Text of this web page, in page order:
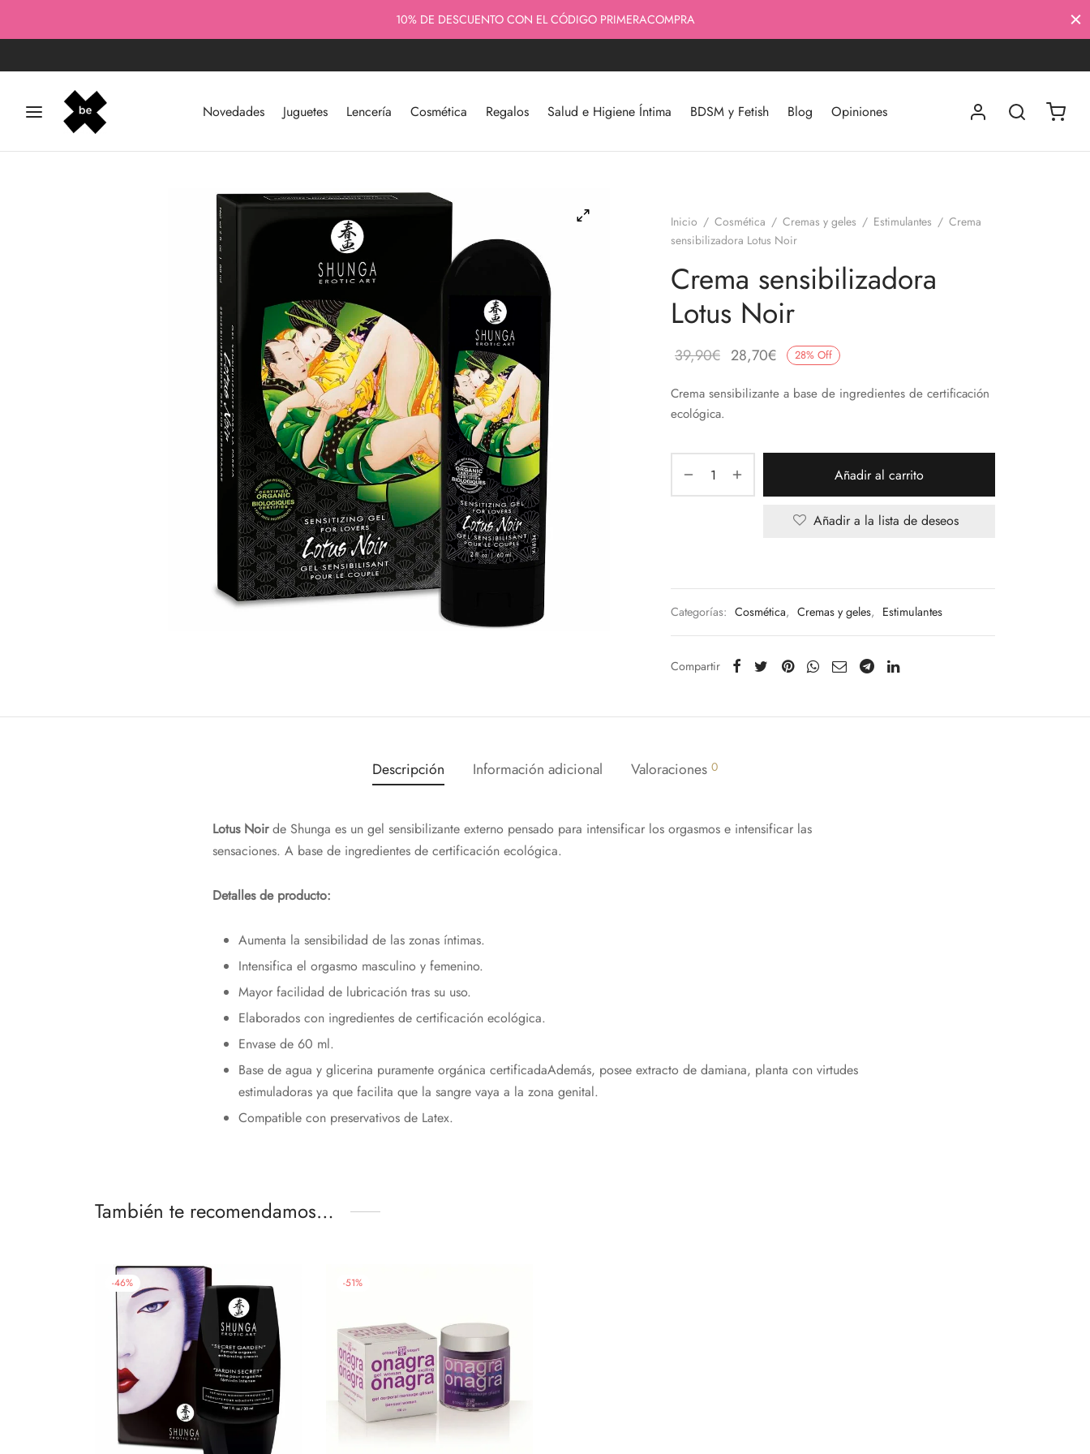
¡Hola!
Nos alegra que te esté gustando nuestra web,
Te regalamos un 10%
ENVÍOS RÁPIDOS - 100% DISCRETOS - CALIDAD Y ASESORAMIENTO
10% DE DESCUENTO CON EL CÓDIGO PRIMERACOMPRA
Novedades Juguetes Lencería Cosmética Regalos Salud e Higiene Íntima BDSM y Fetish Blog Opiniones
Inicio / Cosmética / Cremas y geles / Estimulantes / Crema
sensibilizadora Lotus Noir
Crema sensibilizadora
Lotus Noir
28% Off
39,90€ El
original
39,90€.
28,70€ El
actual
28,70€.
Crema sensibilizante a base de ingredientes de certificación
ecológica.
Añadir al carrito
Añadir a la lista de deseos
Categorías: Cosmética, Cremas y geles, Estimulantes
Compartir
Descripción Información adicional Valoraciones 0
Lotus Noirde Shunga es un gel sensibilizante externo pensado para intensificar los orgasmos e intensificar las
sensaciones. A base de ingredientes de certificación ecológica.
Detalles de producto:
Aumenta la sensibilidad de las zonas íntimas.
Intensifica el orgasmo masculino y femenino.
Mayor facilidad de lubricación tras su uso.
Elaborados con ingredientes de certificación ecológica.
Envase de 60 ml.
Base de agua y glicerina puramente orgánica certificadaAdemás, posee extracto de damiana, planta con virtudes
estimuladoras ya que facilita que la sangre vaya a la zona genital.
Compatible con preservativos de Latex.
También te recomendamos…
-46% -51%